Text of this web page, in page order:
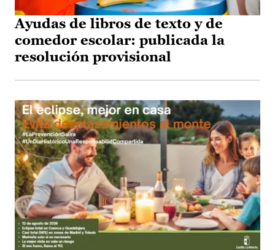
Ayudas de libros de texto y de
comedor escolar: publicada la
resolución provisional